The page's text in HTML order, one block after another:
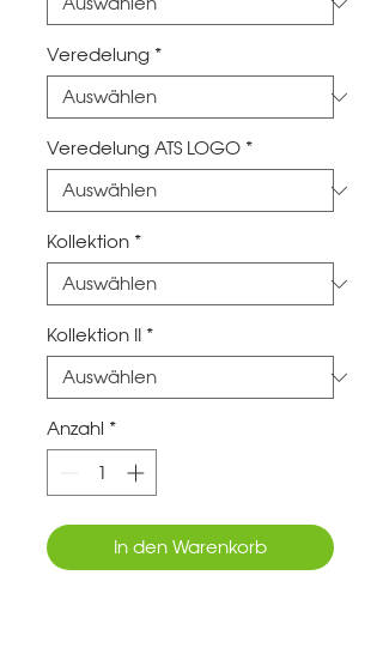
Veredelung *
Veredelung ATS LOGO *
Kollektion *
Kollektion II *
Anzahl *
In den Warenkorb